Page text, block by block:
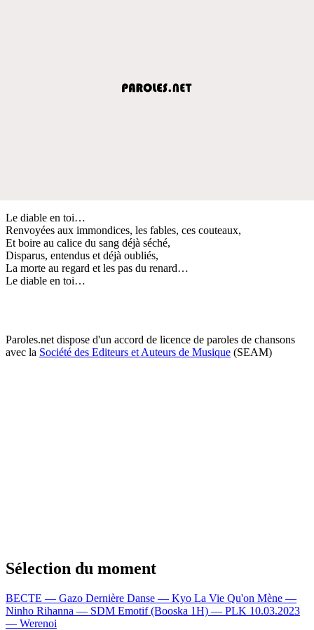
Le diable en toi…
Renvoyées aux immondices, les fables, ces couteaux,
Et boire au calice du sang déjà séché,
Disparus, entendus et déjà oubliés,
La morte au regard et les pas du renard…
Le diable en toi…
Paroles.net dispose d'un accord de licence de paroles de chansons
avec la Société des Editeurs et Auteurs de Musique (SEAM)
Sélection du moment
BECTE — Gazo Dernière Danse — Kyo La Vie Qu'on Mène —
Ninho Rihanna — SDM Emotif (Booska 1H) — PLK 10.03.2023
— Werenoi